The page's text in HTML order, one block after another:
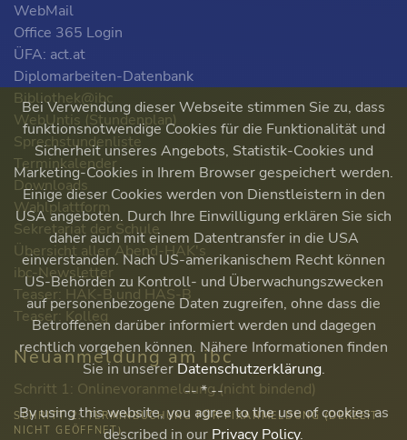
WebMail
Office 365 Login
ÜFA: act.at
Diplomarbeiten-Datenbank
Bibliothek@ibc
WebUntis (Stundenplan)
Sprechstundenliste
Terminkalender
Downloads
Wahlplattform
Sekretariat der Schule
Übersicht aller Abend-HAK's
ibc-Newsletter
Teaser: HAK-B und HAS-B
Teaser: Kolleg
Neuanmeldung am ibc
Schritt 1: Onlinevoranmeldung (nicht bindend)
SCHRITT 2: TERMINBUCHUNG FÜR FIXANMELDUNG (DERZEIT
NICHT GEÖFFNET)
Bei Verwendung dieser Webseite stimmen Sie zu, dass
funktionsnotwendige Cookies für die Funktionalität und
Sicherheit unseres Angebots, Statistik-Cookies und
Marketing-Cookies in Ihrem Browser gespeichert werden.
Einige dieser Cookies werden von Dienstleistern in den
USA angeboten. Durch Ihre Einwilligung erklären Sie sich
daher auch mit einem Datentransfer in die USA
einverstanden. Nach US-amerikanischem Recht können
US-Behörden zu Kontroll- und Überwachungszwecken
auf personenbezogene Daten zugreifen, ohne dass die
Betroffenen darüber informiert werden und dagegen
rechtlich vorgehen können. Nähere Informationen finden
Sie in unsererDatenschutzerklärung.
-- * --
By using this website, you agree to the use of cookies as
described in our Privacy Policy.